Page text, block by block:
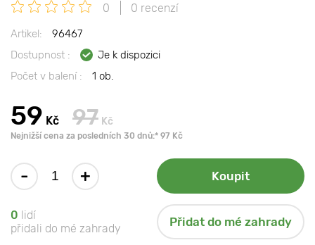
0 0 recenzí
Artikel:
96467
Dostupnost :
Je k dispozici
Počet v balení :
1 ob.
59 Kč 97 Kč
Nejnižší cena za posledních 30 dnů:* 97 Kč
- + Koupit
0 lidí
přidali do mé zahrady
Přidat do mé zahrady